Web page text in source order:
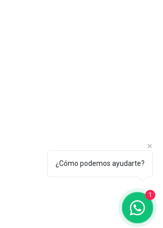
¿Cómo podemos ayudarte?
1